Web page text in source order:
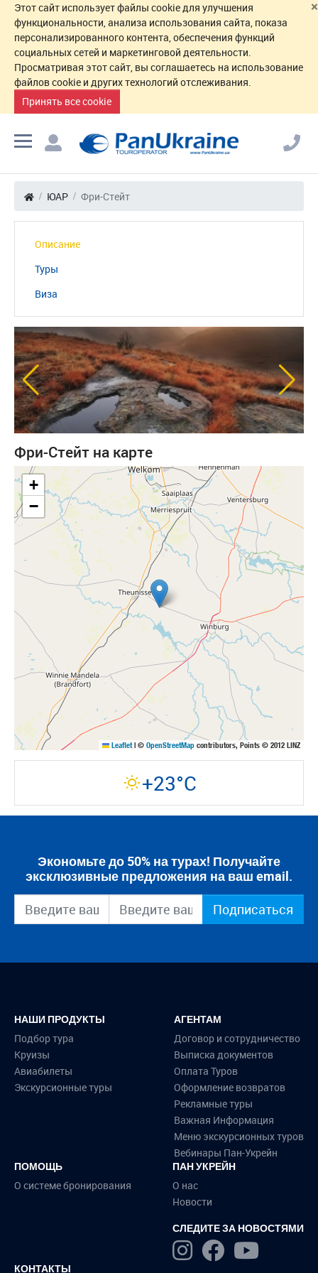
×
Этот сайт использует файлы cookie для улучшения
функциональности, анализа использования сайта, показа
персонализированного контента, обеспечения функций
социальных сетей и маркетинговой деятельности.
Просматривая этот сайт, вы соглашаетесь на использование
файлов cookie и других технологий отслеживания.
Принять все cookie
ЮАР Фри-Стейт
Описание
Туры
Виза
Фри-Стейт на карте
+
−
Leaflet | ©OpenStreetMap contributors, Points © 2012 LINZ
+23°C
Экономьте до 50% на турах! Получайте
эксклюзивные предложения на ваш email.
Подписаться
НАШИ ПРОДУКТЫ
Подбор тура
Круизы
Авиабилеты
Экскурсионные туры
АГЕНТАМ
Договор и сотрудничество
Выписка документов
Оплата Туров
Оформление возвратов
Рекламные туры
Важная Информация
Меню экскурсионных туров
Вебинары Пан-Укрейн
ПОМОЩЬ
О системе бронирования
ПАН УКРЕЙН
О нас
Новости
СЛЕДИТЕ ЗА НОВОСТЯМИ
КОНТАКТЫ